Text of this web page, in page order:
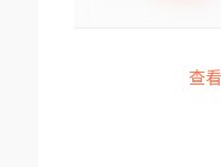
查